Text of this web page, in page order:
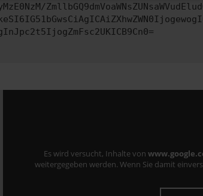
Es wird versucht, Inhalte von
weitergegeben werden. Wenn Sie damit